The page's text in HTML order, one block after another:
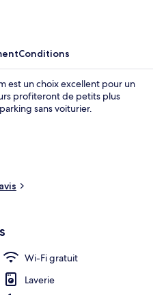
Conditions
est un choix excellent pour un
profiteront de petits plus
sans voiturier.
Wi-Fi gratuit
Laverie